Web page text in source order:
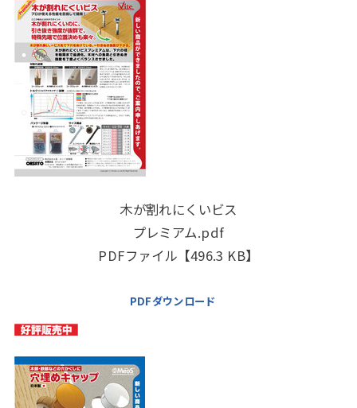
木が割れにくいビス
プレミアム.pdf
PDFファイル【496.3 KB】
PDFダウンロード